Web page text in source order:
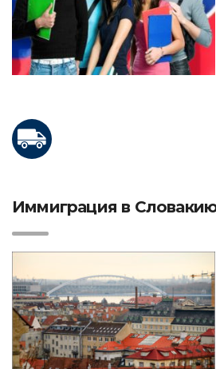
Иммиграция в